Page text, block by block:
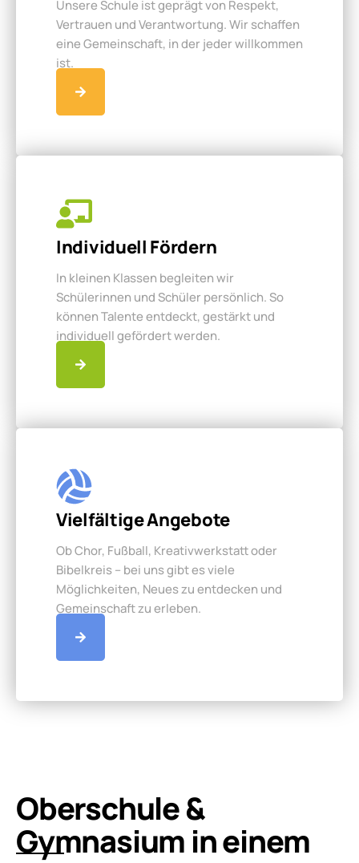
Unsere Schule ist geprägt von Respekt,
Vertrauen und Verantwortung. Wir schaffen
eine Gemeinschaft, in der jeder willkommen
ist.
Individuell Fördern
In kleinen Klassen begleiten wir
Schülerinnen und Schüler persönlich. So
können Talente entdeckt, gestärkt und
individuell gefördert werden.
Vielfältige Angebote
Ob Chor, Fußball, Kreativwerkstatt oder
Bibelkreis – bei uns gibt es viele
Möglichkeiten, Neues zu entdecken und
Gemeinschaft zu erleben.
Oberschule &
Gymnasium in einem